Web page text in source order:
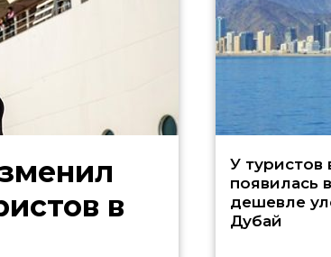
в
У туристов
появилась
дешевле
Дубай